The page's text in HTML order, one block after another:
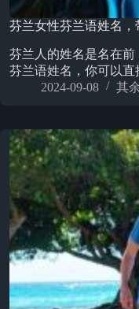
芬兰女性芬兰语姓名
芬兰人的姓名是名在
芬兰语姓名，你可以
2024-09-08
其